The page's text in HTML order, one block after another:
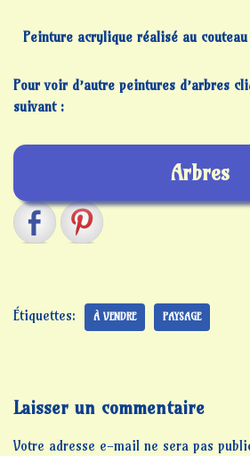
Peinture acrylique réalisé au
Pour voir d’autre peintures d’arbres
suivant :
Arbres
Étiquettes: À VENDRE PAYSAGE
Laisser un commentaire
Votre adresse e-mail ne sera pas